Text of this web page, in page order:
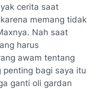
cerita saat
memang tidak
Nah saat
harus
awam tentang
penting bagi saya itu
ganti oli gardan